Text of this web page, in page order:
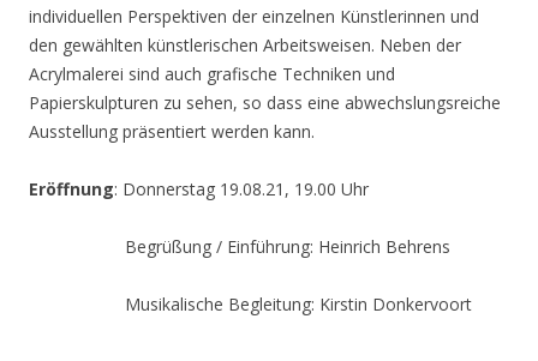
individuellen Perspektiven der einzelnen Künstlerinnen und
den gewählten künstlerischen Arbeitsweisen. Neben der
Acrylmalerei sind auch grafische Techniken und
Papierskulpturen zu sehen, so dass eine abwechslungsreiche
Ausstellung präsentiert werden kann.
Eröffnung: Donnerstag 19.08.21, 19.00 Uhr
Begrüßung / Einführung: Heinrich Behrens
Musikalische Begleitung: Kirstin Donkervoort